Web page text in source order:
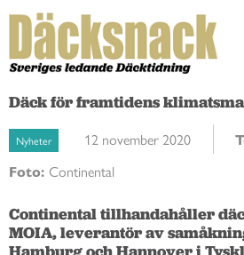
Däck för framtidens
Nyheter 12 november 2020
Foto: Continental
Continental tillhandahåller
MOIA, leverantör av